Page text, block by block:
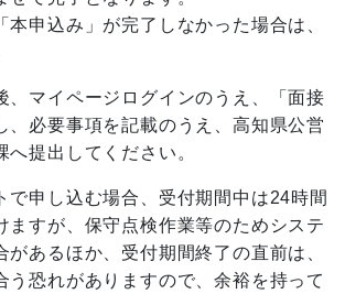
申込み」が完了しなかった場合は、
マイページログインのうえ、「面接
、必要事項を記載のうえ、高知県公営
提出してください。
申し込む場合、受付期間中は24時間
ますが、保守点検作業等のためシステ
があるほか、受付期間終了の直前は、
う恐れがありますので、余裕を持って